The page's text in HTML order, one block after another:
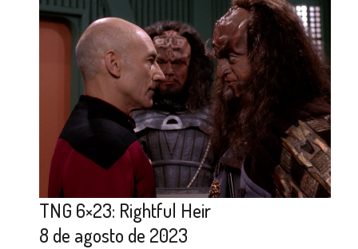
TNG 6×23: Rightful Heir
8 de agosto de 2023